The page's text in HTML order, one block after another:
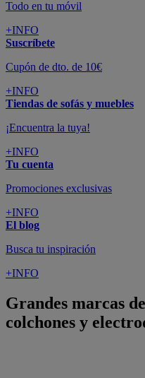
Todo en tu móvil
+INFO
Suscríbete
Cupón de dto. de 10€
+INFO
Tiendas de sofás y muebles
¡Encuentra la tuya!
+INFO
Tu cuenta
Promociones exclusivas
+INFO
El blog
Busca tu inspiración
+INFO
Grandes marcas
colchones y